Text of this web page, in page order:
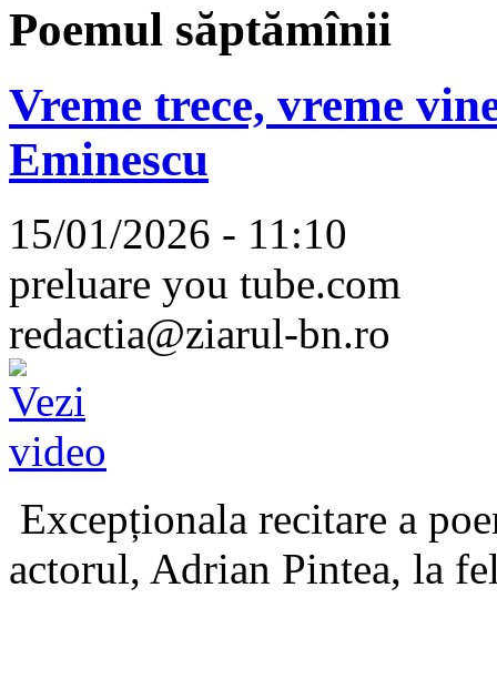
Poemul săptămînii
Vreme trece, vreme
Eminescu
15/01/2026 - 11:10
preluare you tube.com
redactia@ziarul-bn.ro
Excepționala recitare a
actorul, Adrian Pintea, la